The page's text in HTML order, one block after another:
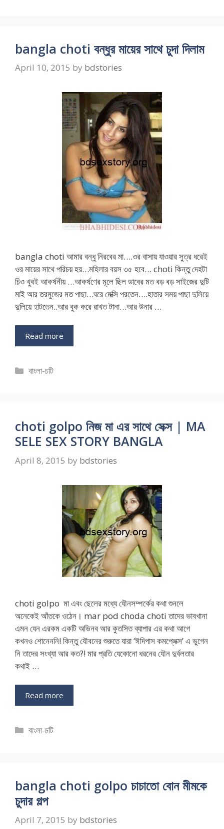
bangla choti বন্ধুর মায়ের সাথে চুদা দিলাম
April 10, 2015 by bdstories
bangla choti আমার বন্ধু নিরবের মা….ওর বাসায় যাওয়ার সুত্র ধরেই
ওর মায়ের সাথে পরিচয় হয়…মহিলার বয়স ৩৫ হবে… choti কিন্তু দেহটা
চিও খুবই আকর্ষনীয় …আকর্ষণের মূলে ছিল ডাবের মত বড় বড় সাইজের দুটি
মাই আর তরমুজের মত পাছা…ঘরে মেক্সি পরতেন….হাতার সময় পাছা দুলিয়ে
দুলিয়ে হাটতেন..আর বুক করে রাখত টানা…আর উনার …
Read more
Categories
বাংলা-চটি
choti golpo নিজ মা এর সাথে সেক্স | MA
SELE SEX STORY BANGLA
April 8, 2015 by bdstories
choti golpo মা এবং ছেলের মধ্যে যৌনসম্পর্কের কথা শুনলে
অনেকেই আঁতকে ওঠেন। mar pod choda choti তাদের ভাবখানা
এমন যেন এরকম একটি অভিনব আর কুতসিত ব্যাপার এর কথা আগে
কখনও শোনেননি! কিন্তু যৌবনের শুরুতে যারা ‘ঈদিপাস কমপ্লেক্স’ এ ভুগেন
নি তাদের সংখ্যা আর কত?! মার প্রতি যেকোনো ধরনের যৌন দুর্বলতার
কথাই …
Read more
Categories
বাংলা-চটি
bangla choti golpo চাচাতো বোন মীমকে
চুদার গল্প
April 7, 2015 by bdstories